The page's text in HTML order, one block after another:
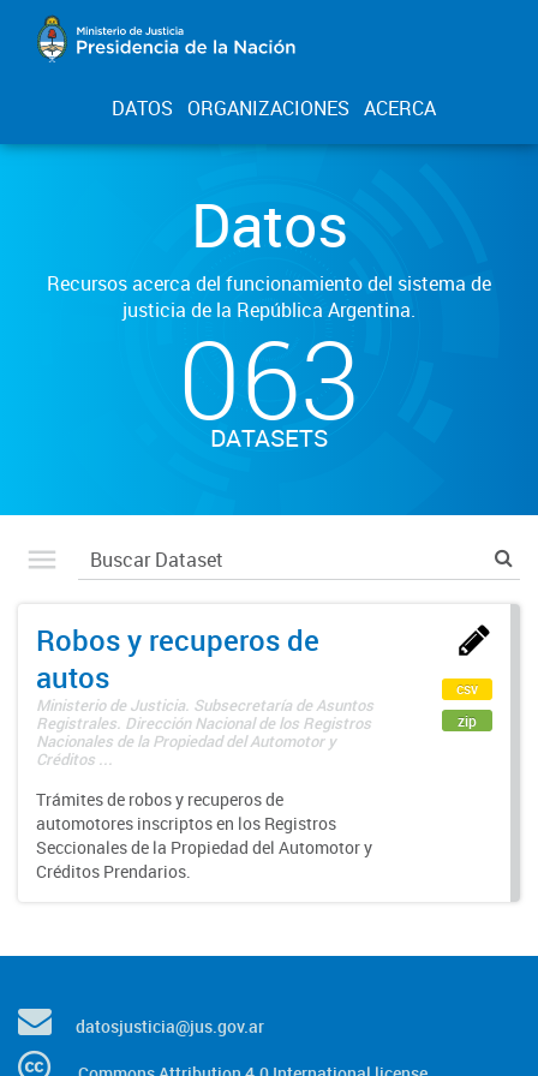
DATOS ORGANIZACIONES ACERCA
Datos
Recursos acerca del funcionamiento del sistema de
justicia de la República Argentina.
063
DATASETS
Robos y recuperos de
autos
Ministerio de Justicia. Subsecretaría de Asuntos
Registrales. Dirección Nacional de los Registros
Nacionales de la Propiedad del Automotor y
Créditos ...
Trámites de robos y recuperos de
automotores inscriptos en los Registros
Seccionales de la Propiedad del Automotor y
Créditos Prendarios.
csv
zip
datosjusticia@jus.gov.ar